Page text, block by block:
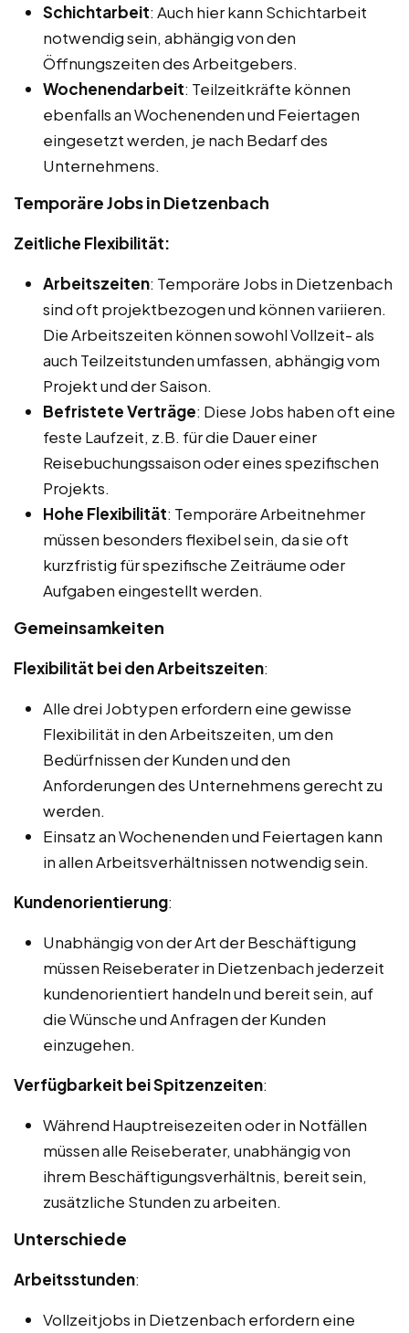
Schichtarbeit: Auch hier kann Schichtarbeit
notwendig sein, abhängig von den
Öffnungszeiten des Arbeitgebers.
Wochenendarbeit: Teilzeitkräfte können
ebenfalls an Wochenenden und Feiertagen
eingesetzt werden, je nach Bedarf des
Unternehmens.
Temporäre Jobs in Dietzenbach
Zeitliche Flexibilität:
Arbeitszeiten: Temporäre Jobs in Dietzenbach
sind oft projektbezogen und können variieren.
Die Arbeitszeiten können sowohl Vollzeit- als
auch Teilzeitstunden umfassen, abhängig vom
Projekt und der Saison.
Befristete Verträge: Diese Jobs haben oft eine
feste Laufzeit, z.B. für die Dauer einer
Reisebuchungssaison oder eines spezifischen
Projekts.
Hohe Flexibilität: Temporäre Arbeitnehmer
müssen besonders flexibel sein, da sie oft
kurzfristig für spezifische Zeiträume oder
Aufgaben eingestellt werden.
Gemeinsamkeiten
Flexibilität bei den Arbeitszeiten:
Alle drei Jobtypen erfordern eine gewisse
Flexibilität in den Arbeitszeiten, um den
Bedürfnissen der Kunden und den
Anforderungen des Unternehmens gerecht zu
werden.
Einsatz an Wochenenden und Feiertagen kann
in allen Arbeitsverhältnissen notwendig sein.
Kundenorientierung:
Unabhängig von der Art der Beschäftigung
müssen Reiseberater in Dietzenbach jederzeit
kundenorientiert handeln und bereit sein, auf
die Wünsche und Anfragen der Kunden
einzugehen.
Verfügbarkeit bei Spitzenzeiten:
Während Hauptreisezeiten oder in Notfällen
müssen alle Reiseberater, unabhängig von
ihrem Beschäftigungsverhältnis, bereit sein,
zusätzliche Stunden zu arbeiten.
Unterschiede
Arbeitsstunden:
Vollzeitjobs in Dietzenbach erfordern eine